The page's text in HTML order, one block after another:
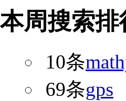
本周搜索排
10条
69条gps